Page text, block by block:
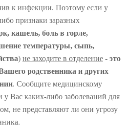
к инфекции. Поэтому если у
признаки заразных
кашель, боль в горле,
температуры, сыпь,
) не заходите в отделение - это
родственника и других
. Сообщите медицинскому
у Вас каких-либо заболеваний для
не представляют ли они угрозу